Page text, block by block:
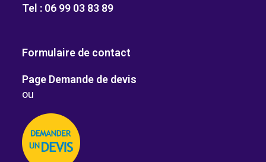
Tel : 06 99 03 83 89
Formulaire de contact
Page Demande de devis
ou